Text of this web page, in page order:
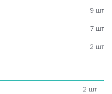
9 шт
7 шт
2 шт
2 шт